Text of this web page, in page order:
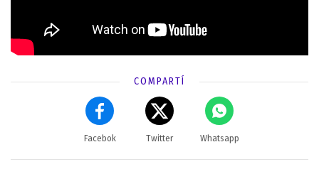
COMPARTÍ
Facebok Twitter Whatsapp